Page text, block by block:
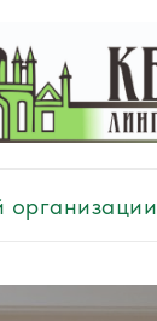
организации